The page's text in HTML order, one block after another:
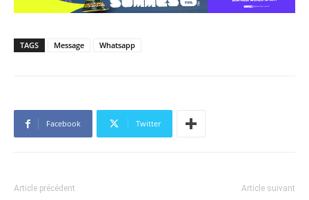
TAGS Message Whatsapp
Facebook Twitter
Article précédent Article suivant